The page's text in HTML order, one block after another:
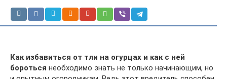
Как избавиться от тли на огурцах и как с ней
бороться необходимо знать не только начинающим, но